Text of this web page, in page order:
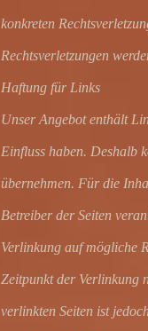
konkreten
Rechtsverletzungen
Haftung für Links
Unser Angebot enthält
Einfluss haben. Deshalb
übernehmen. Für die
Betreiber der Seiten
Verlinkung auf mögliche
Zeitpunkt der Verlinkung
verlinkten Seiten ist